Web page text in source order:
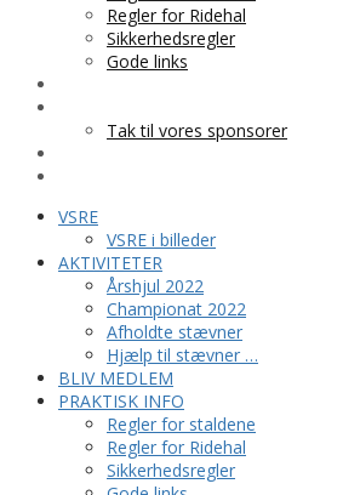
Regler for Ridehal
Sikkerhedsregler
Gode links
Tak til vores sponsorer
VSRE
VSRE i billeder
AKTIVITETER
Årshjul 2022
Championat 2022
Afholdte stævner
Hjælp til stævner …
BLIV MEDLEM
PRAKTISK INFO
Regler for staldene
Regler for Ridehal
Sikkerhedsregler